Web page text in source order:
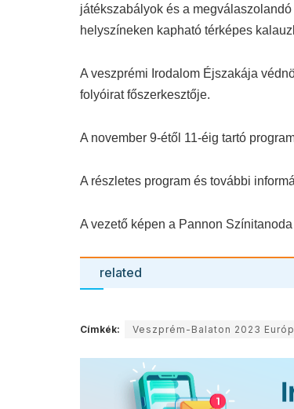
játékszabályok és a
helyszíneken kapható térképes
A veszprémi Irodalom Éjszakája
folyóirat főszerkesztője.
A november 9-étől 11-éig tartó
A részletes program és további
A vezető képen a Pannon
related
Címkék: Veszprém-Balaton 2023